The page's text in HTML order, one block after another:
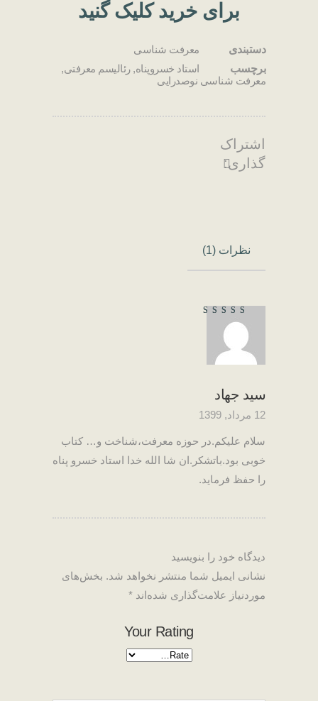
برای خرید کلیک گنید
دستبندی
معرفت شناسی
برچسب
استاد خسروپناه,رئالیسم معرفتی,
معرفت شناسی نوصدرایی
اشتراک
گذاری:
نظرات (1)
نمره4از 5
سید جهاد
12 مرداد, 1399
سلام علیکم.در حوزه معرفت،شناخت و… کتاب
خوبی بود.باتشکر.ان شا الله خدا استاد خسرو پناه
را حفظ فرماید.
دیدگاه خود را بنویسید
نشانی ایمیل شما منتشر نخواهد شد. بخش‌های
موردنیاز علامت‌گذاری شده‌اند *
Your Rating